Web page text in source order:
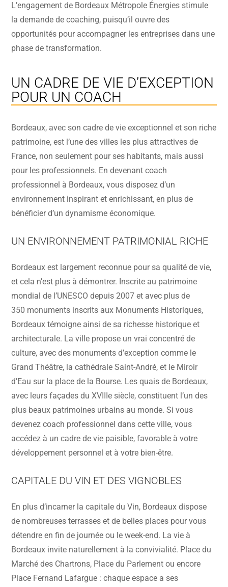
L’engagement de Bordeaux Métropole Énergies stimule
la demande de coaching, puisqu’il ouvre des
opportunités pour accompagner les entreprises dans une
phase de transformation.
UN CADRE DE VIE D’EXCEPTION
POUR UN COACH
Bordeaux, avec son cadre de vie exceptionnel et son riche
patrimoine, est l’une des villes les plus attractives de
France, non seulement pour ses habitants, mais aussi
pour les professionnels. En devenant coach
professionnel à Bordeaux, vous disposez d’un
environnement inspirant et enrichissant, en plus de
bénéficier d’un dynamisme économique.
UN ENVIRONNEMENT PATRIMONIAL RICHE
Bordeaux est largement reconnue pour sa qualité de vie,
et cela n’est plus à démontrer. Inscrite au patrimoine
mondial de l’UNESCO depuis 2007 et avec plus de
350 monuments inscrits aux Monuments Historiques,
Bordeaux témoigne ainsi de sa richesse historique et
architecturale. La ville propose un vrai concentré de
culture, avec des monuments d’exception comme le
Grand Théâtre, la cathédrale Saint-André, et le Miroir
d’Eau sur la place de la Bourse. Les quais de Bordeaux,
avec leurs façades du XVIIIe siècle, constituent l’un des
plus beaux patrimoines urbains au monde. Si vous
devenez coach professionnel dans cette ville, vous
accédez à un cadre de vie paisible, favorable à votre
développement personnel et à votre bien-être.
CAPITALE DU VIN ET DES VIGNOBLES
En plus d’incarner la capitale du Vin, Bordeaux dispose
de nombreuses terrasses et de belles places pour vous
détendre en fin de journée ou le week-end. La vie à
Bordeaux invite naturellement à la convivialité. Place du
Marché des Chartrons, Place du Parlement ou encore
Place Fernand Lafargue : chaque espace a ses